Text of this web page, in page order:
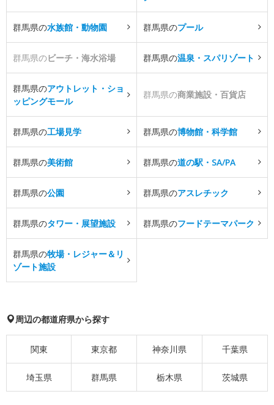
群馬県の水族館・動物園 群馬県のプール
群馬県のビーチ・海水浴場 群馬県の温泉・スパリゾート
群馬県のアウトレット・ショ
ッピングモール
群馬県の商業施設・百貨店
群馬県の工場見学 群馬県の博物館・科学館
群馬県の美術館 群馬県の道の駅・SA/PA
群馬県の公園 群馬県のアスレチック
群馬県のタワー・展望施設 群馬県のフードテーマパーク
群馬県の牧場・レジャー＆リ
ゾート施設
周辺の都道府県から探す
関東 東京都 神奈川県 千葉県
埼玉県 群馬県 栃木県 茨城県